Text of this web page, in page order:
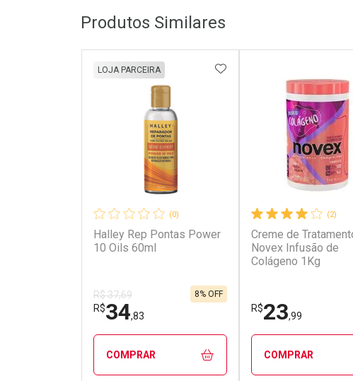
Produtos Similares
(0)
Halley Rep Pontas Power
10 Oils 60ml
LOJA PARCEIRA
R$ 37,69
R$34,83
8% OFF
ADICIONAR AOS
COMPRAR
(2)
Creme de
Novex Infusão de
Colágeno 1Kg
R$23,99
COMPRAR